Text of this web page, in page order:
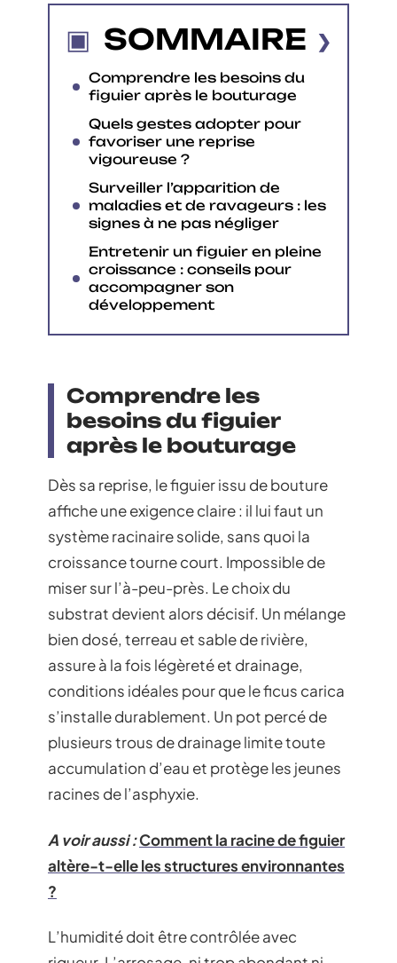
SOMMAIRE
Comprendre les besoins du
figuier après le bouturage
Quels gestes adopter pour
favoriser une reprise
vigoureuse ?
Surveiller l’apparition de
maladies et de ravageurs : les
signes à ne pas négliger
Entretenir un figuier en pleine
croissance : conseils pour
accompagner son
développement
Comprendre les
besoins du figuier
après le bouturage
Dès sa reprise, le figuier issu de bouture
affiche une exigence claire : il lui faut un
système racinaire solide, sans quoi la
croissance tourne court. Impossible de
miser sur l’à-peu-près. Le choix du
substrat devient alors décisif. Un mélange
bien dosé, terreau et sable de rivière,
assure à la fois légèreté et drainage,
conditions idéales pour que le ficus carica
s’installe durablement. Un pot percé de
plusieurs trous de drainage limite toute
accumulation d’eau et protège les jeunes
racines de l’asphyxie.
A voir aussi :Comment la racine de figuier
altère-t-elle les structures environnantes
?
L’humidité doit être contrôlée avec